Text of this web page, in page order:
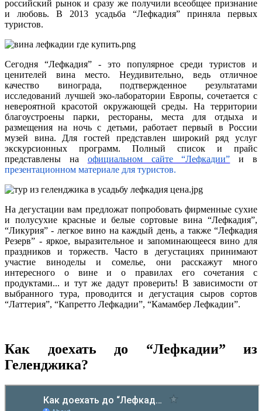
российский рынок и сразу же получили всеобщее признание
и любовь. В 2013 усадьба “Лефкадия” приняла первых
туристов.
Сегодня “Лефкадия” - это популярное среди туристов и
ценителей вина место. Неудивительно, ведь отличное
качество винограда, подтвержденное результатами
исследований лучшей эко-лаборатории Европы, сочетается с
невероятной красотой окружающей среды. На территории
благоустроены парки, рестораны, места для отдыха и
размещения на ночь с детьми, работает первый в России
музей вина. Для гостей представлен широкий ряд услуг
экскурсионных программ. Полный список и прайс
представлены на официальном сайте “Лефкадии” и в
презентационном материале для туристов.
На дегустации вам предложат попробовать фирменные сухие
и полусухие красные и белые сортовые вина “Лефкадия”,
“Ликурия” - легкое вино на каждый день, а также “Лефкадия
Резерв” - яркое, выразительное и запоминающееся вино для
праздников и торжеств. Часто в дегустациях принимают
участие виноделы и сомелье, они расскажут много
интересного о вине и о правилах его сочетания с
продуктами... и тут же дадут проверить! В зависимости от
выбранного тура, проводится и дегустация сыров сортов
“Латтерия”, “Капретто Лефкадии”, “Камамбер Лефкадии”.
Как доехать до “Лефкадии” из
Геленджика?